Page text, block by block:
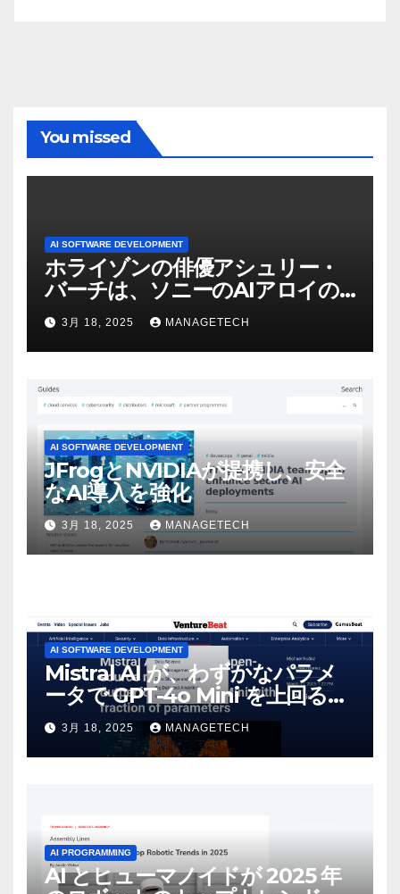
You missed
AI SOFTWARE DEVELOPMENT
ホライゾンの俳優アシュリー・
バーチは、ソニーのAIアロイの
ビデオを見て「ゲームパフォー
マンスという芸術形式に不安を
感じた」と語る – IGN
3月 18, 2025 MANAGETECH
AI SOFTWARE DEVELOPMENT
JFrogとNVIDIAが提携し、安全
なAI導入を強化
3月 18, 2025 MANAGETECH
AI SOFTWARE DEVELOPMENT
Mistral AI が、わずかなパラメ
ータで GPT-4o Mini を上回る新
しいオープンソース モデルをリ
リース | VentureBeat
3月 18, 2025 MANAGETECH
AI PROGRAMMING
AI とヒューマノイドが 2025 年